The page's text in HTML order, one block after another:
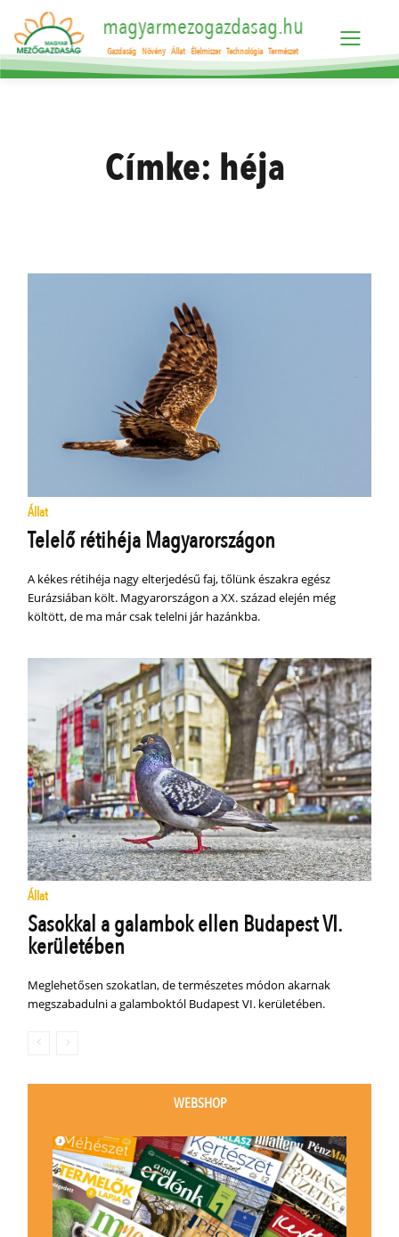
magyarmezogazdasag.hu
Gazdaság Növény Állat Élelmiszer Technológia Természet
Címke: héja
Állat
Telelő rétihéja Magyarországon
A kékes rétihéja nagy elterjedésű faj, tőlünk északra egész
Eurázsiában költ. Magyarországon a XX. század elején még
költött, de ma már csak telelni jár hazánkba.
Állat
Sasokkal a galambok ellen Budapest VI.
kerületében
Meglehetősen szokatlan, de természetes módon akarnak
megszabadulni a galamboktól Budapest VI. kerületében.
WEBSHOP